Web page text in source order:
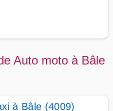
Auto moto à Bâle
à Bâle (4009)